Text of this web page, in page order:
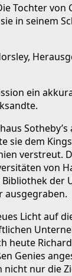
Tochter
in seinem
ein
dem
verstreut.
von
ausgegraben.
Licht auf
Genies
nicht nur die